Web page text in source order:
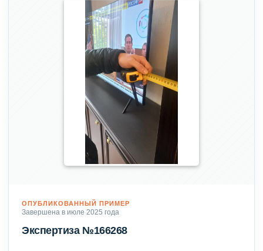
ОПУБЛИКОВАННЫЙ ПРИМЕР
Завершена в июле 2025 года
Экспертиза №166268